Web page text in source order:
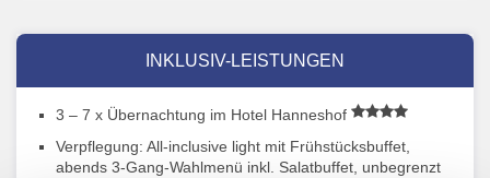
INKLUSIV-LEISTUNGEN
3 – 7 x Übernachtung im Hotel Hanneshof
Verpflegung: All-inclusive light mit Frühstücksbuffet,
abends 3-Gang-Wahlmenü inkl. Salatbuffet, unbegrenzt